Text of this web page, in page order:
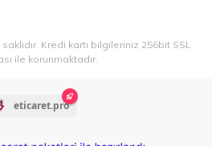
Kredi kartı bilgileriniz 256bit SSL
ile korunmaktadır.
eticaret.pro